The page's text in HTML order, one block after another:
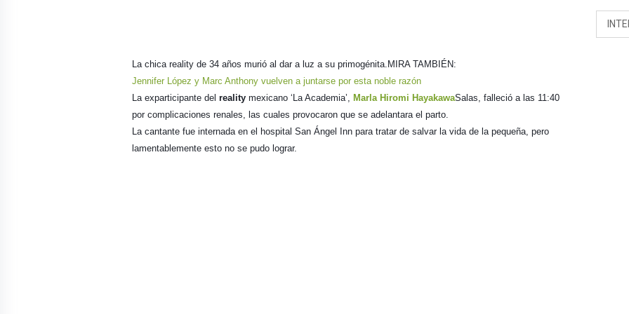
La chica reality de 34 años murió al dar a luz a su primogénita. MIRA TAMBIÉN:
Jennifer López y Marc Anthony vuelven a juntarse por esta noble razón
La exparticipante del reality mexicano ‘La Academia’, Marla Hiromi HayakawaSalas, falleció a las 11:40
por complicaciones renales, las cuales provocaron que se adelantara el parto.
La cantante fue internada en el hospital San Ángel Inn para tratar de salvar la vida de la pequeña, pero
lamentablemente esto no se pudo lograr.